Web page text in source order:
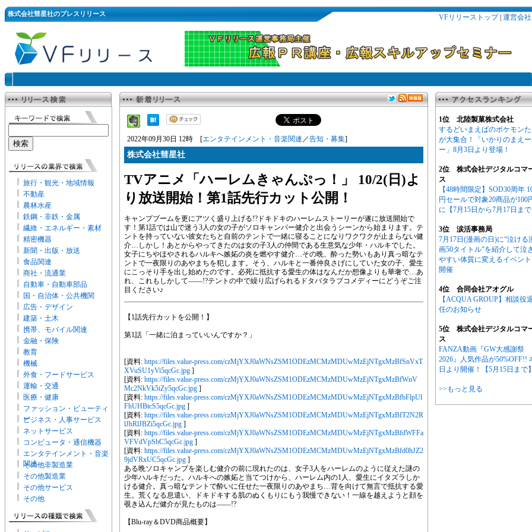
株式会社彗星社のプレスリリース VFリリーストップ| 運営会社
旅行・観光・地域情報
不動産
農林水産
鉄鋼・非鉄・金属
繊維・エネルギー・素材
精密機器
新聞・出版・放送
食品関連
商社・流通業
自動車・自動車部品
国・自治体・公共機関
広告・デザイン
建築・土木
携帯、モバイル関連
金融・保険
教育
機械
外食・フードサービス
運輸・交通
医療・健康
ファッション・ビューティ
ー
ビジネス・人事サービス
ネットサービス
コンピュータ・通信機器
エンタテインメント・音楽
関連
その他非製造業
その他製造業
その他サービス
その他
2022年09月30日 12時 [エンタテインメント・音楽関連 ／告知・募集]
株式会社彗星社
TVアニメ「ハーレムきゃんぷっ！」 10/2(日)よ
り放送開始！第1話先行カット公開！
キャンプブームを更にアツく盛り上げる!?ドキドキのハーレムストーリーが遂に放送開始で
す！第1話では山で迷う3人の女の子がソロキャンパー健介と出会うシーンから始まります。テ
ントを持っていない彼女たちと自前のテントで一緒に寝ることになりワクワクが止まらない健
介…しかし！あとからやってきたのは女の子3人の仲間である生意気な少年・ハルキでした。
女子にちやほやされるハルキへ嫉妬の炎を燃やす健介…その晩、酔った勢いもあり真っ暗なテ
ントで一夜限りのあやまちを犯します。そう、ハルキと一番仲良さげにしていた女の子、愛生
にこっそり手を出し始めたのです。必死に抵抗する愛生の体はなんだか想像よりも華奢で…あ
れ、これもしかして――!?テントの中で繰り広げられるドタバタラブコメディーにどうぞご注
目ください♪
【1話先行カットを公開！】
第1話「一緒に泊まっていいんですか？」
[資料: https://files.value-press.com/czMjYXJ0aWNsZSM1ODEzMCMzMDUwMzEjNTgxMzBfSnVxT
XVuSU1yVi5qcGc.jpg ]
[資料: https://files.value-press.com/czMjYXJ0aWNsZSM1ODEzMCMzMDUwMzEjNTgxMzBfWnV
Mc2NkVk5iZy5qcGc.jpg ]
[資料: https://files.value-press.com/czMjYXJ0aWNsZSM1ODEzMCMzMDUwMzEjNTgxMzBfbFlpUl
FhUHBtcS5qcGc.jpg ]
[資料: https://files.value-press.com/czMjYXJ0aWNsZSM1ODEzMCMzMDUwMzEjNTgxMzBfT2N2R
lJhRlJBZi5qcGc.jpg ]
[資料: https://files.value-press.com/czMjYXJ0aWNsZSM1ODEzMCMzMDUwMzEjNTgxMzBfdWFFa
VFVdVpSbC5qcGc.jpg ]
[資料: https://files.value-press.com/czMjYXJ0aWNsZSM1ODEzMCMzMDUwMzEjNTgxMzBfd0hJZ2
9jdVRxUC5qcGc.jpg ]
ある晩ソロキャンプを楽しむ健介の前に現れたのは、女子3人をハーレムのように従えた謎の
少年ハルキだった。ハルキへの嫉妬と当てつけから、ハーレム内の1人、愛生にイタズラしか
ける健介。真っ暗なテントで酔いに任せた一夜限りのあやまち…背を向けて無言で抵抗する愛
生。荒くなる息遣い、ドキドキする肌のぬくもりにもう我慢できない！一線を越えようと顔を
覗き込んだ健介が見たものは――!?
【Blu-ray＆DVD商品概要】
1位 北陸製菓株式会社
するどいまえばのポケモン
が大集合！「いかりのまえ
ー」8月3日より登場！
2位 株式会社デジタルコマ
ス
【48時間限定】SOD30周年
円セールで対象20商品が100
に【7月15日から7月17日まで
3位 涙活事務局
7月17日(漫画の日)に“泣ける
画50タイトル”を紹介して泣
やすい体質に変えるイベン
開催
4位 合同会社アオグル
【ACQUA GROUP】相談役
任のお知らせ
5位 株式会社デジタルコマ
ス
FANZA動画『GW大感謝祭
2026』人気作品が50%OFF!!
日より開催！【5月15日まで】
>>もっと見る